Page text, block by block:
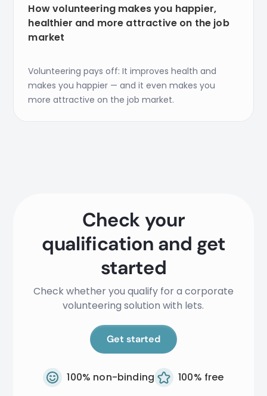
How volunteering makes you happier,
healthier and more attractive on the job
market
Volunteering pays off: It improves health and
makes you happier — and it even makes you
more attractive on the job market.
Check your
qualification and get
started
Check whether you qualify for a corporate
volunteering solution with lets.
Get started
100% non-binding 100% free